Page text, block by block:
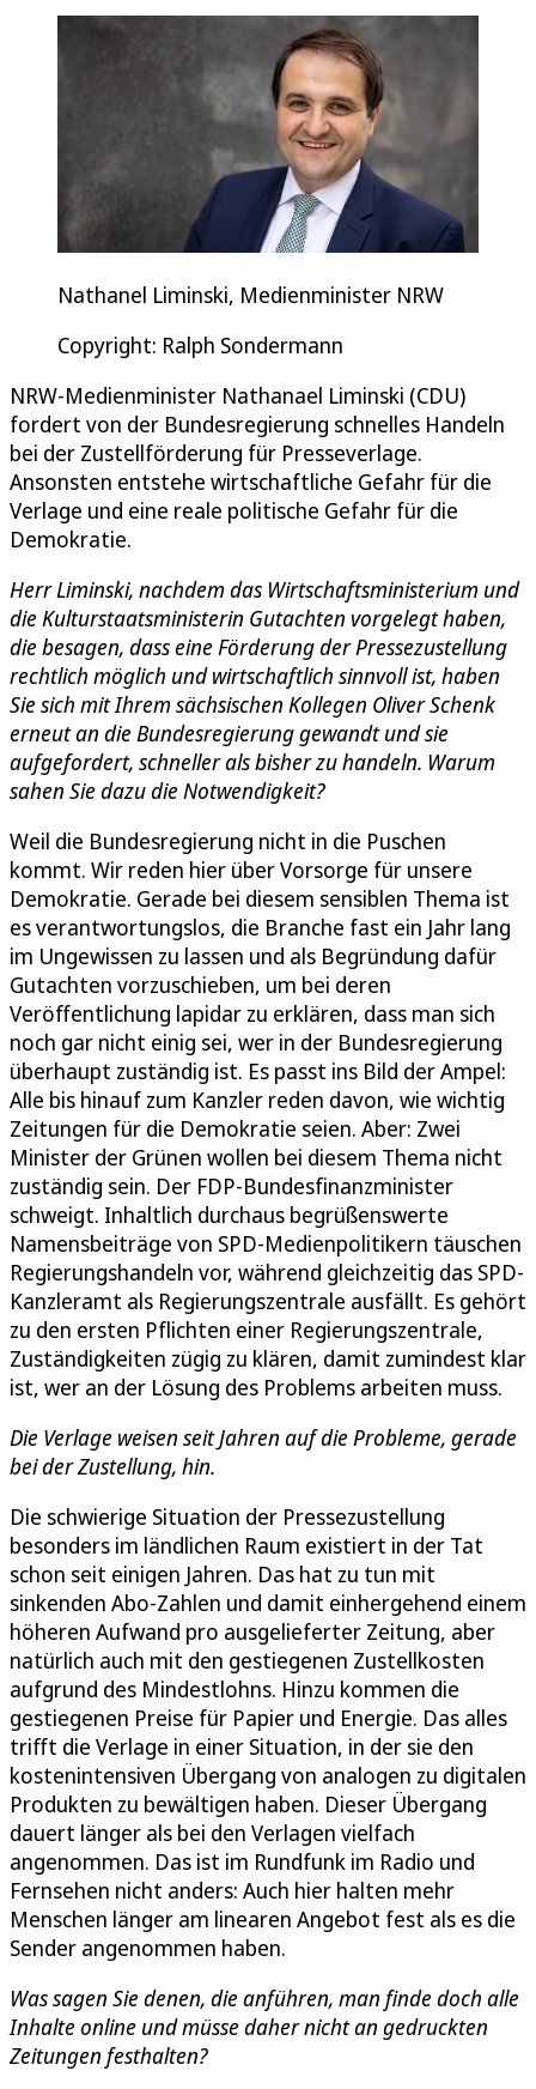
Nathanel Liminski, Medienminister NRW
Copyright: Ralph Sondermann
NRW-Medienminister Nathanael Liminski (CDU)
fordert von der Bundesregierung schnelles Handeln
bei der Zustellförderung für Presseverlage.
Ansonsten entstehe wirtschaftliche Gefahr für die
Verlage und eine reale politische Gefahr für die
Demokratie.
Herr Liminski, nachdem das Wirtschaftsministerium und
die Kulturstaatsministerin Gutachten vorgelegt haben,
die besagen, dass eine Förderung der Pressezustellung
rechtlich möglich und wirtschaftlich sinnvoll ist, haben
Sie sich mit Ihrem sächsischen Kollegen Oliver Schenk
erneut an die Bundesregierung gewandt und sie
aufgefordert, schneller als bisher zu handeln. Warum
sahen Sie dazu die Notwendigkeit?
Weil die Bundesregierung nicht in die Puschen
kommt. Wir reden hier über Vorsorge für unsere
Demokratie. Gerade bei diesem sensiblen Thema ist
es verantwortungslos, die Branche fast ein Jahr lang
im Ungewissen zu lassen und als Begründung dafür
Gutachten vorzuschieben, um bei deren
Veröffentlichung lapidar zu erklären, dass man sich
noch gar nicht einig sei, wer in der Bundesregierung
überhaupt zuständig ist. Es passt ins Bild der Ampel:
Alle bis hinauf zum Kanzler reden davon, wie wichtig
Zeitungen für die Demokratie seien. Aber: Zwei
Minister der Grünen wollen bei diesem Thema nicht
zuständig sein. Der FDP-Bundesfinanzminister
schweigt. Inhaltlich durchaus begrüßenswerte
Namensbeiträge von SPD-Medienpolitikern täuschen
Regierungshandeln vor, während gleichzeitig das SPD-
Kanzleramt als Regierungszentrale ausfällt. Es gehört
zu den ersten Pflichten einer Regierungszentrale,
Zuständigkeiten zügig zu klären, damit zumindest klar
ist, wer an der Lösung des Problems arbeiten muss.
Die Verlage weisen seit Jahren auf die Probleme, gerade
bei der Zustellung, hin.
Die schwierige Situation der Pressezustellung
besonders im ländlichen Raum existiert in der Tat
schon seit einigen Jahren. Das hat zu tun mit
sinkenden Abo-Zahlen und damit einhergehend einem
höheren Aufwand pro ausgelieferter Zeitung, aber
natürlich auch mit den gestiegenen Zustellkosten
aufgrund des Mindestlohns. Hinzu kommen die
gestiegenen Preise für Papier und Energie. Das alles
trifft die Verlage in einer Situation, in der sie den
kostenintensiven Übergang von analogen zu digitalen
Produkten zu bewältigen haben. Dieser Übergang
dauert länger als bei den Verlagen vielfach
angenommen. Das ist im Rundfunk im Radio und
Fernsehen nicht anders: Auch hier halten mehr
Menschen länger am linearen Angebot fest als es die
Sender angenommen haben.
Was sagen Sie denen, die anführen, man finde doch alle
Inhalte online und müsse daher nicht an gedruckten
Zeitungen festhalten?